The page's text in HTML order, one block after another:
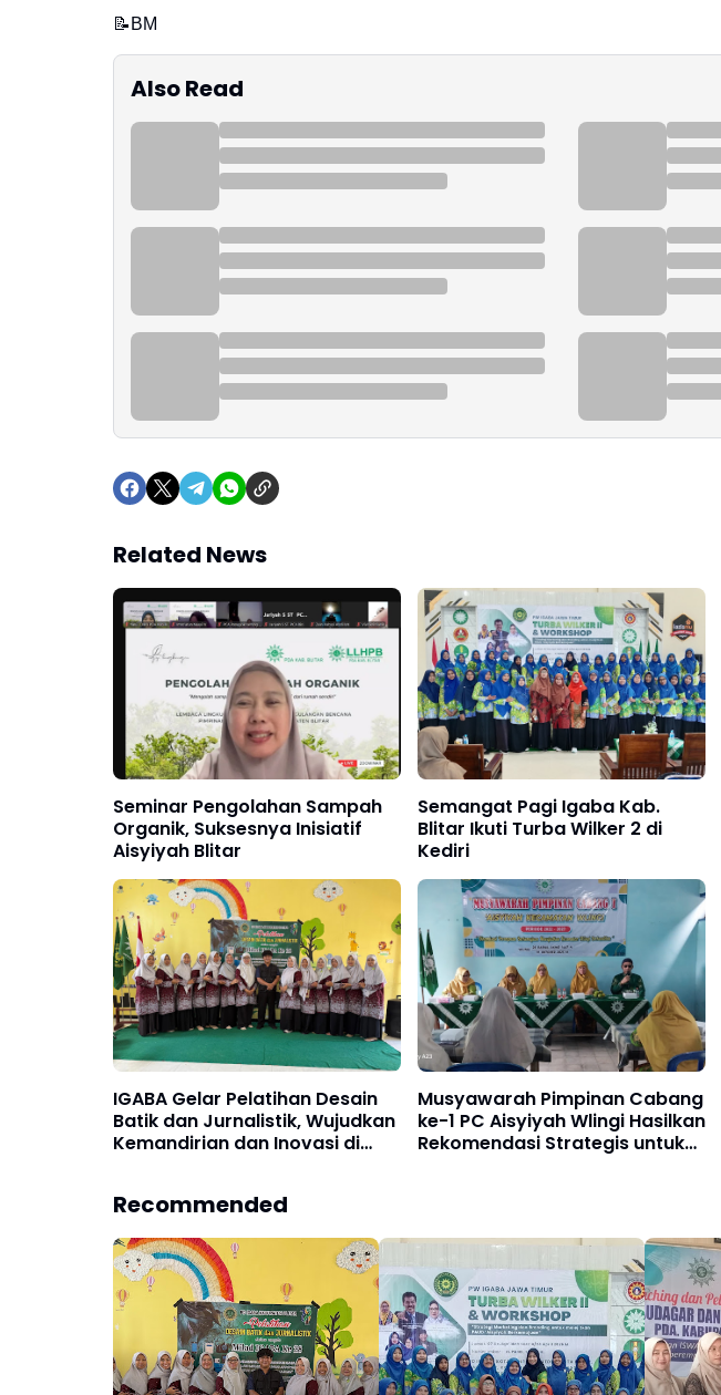
📝BM
Also Read
Related News
Seminar Pengolahan Sampah
Organik, Suksesnya Inisiatif
Aisyiyah Blitar
Semangat Pagi Igaba Kab.
Blitar Ikuti Turba Wilker 2 di
Kediri
IGABA Gelar Pelatihan Desain
Batik dan Jurnalistik, Wujudkan
Kemandirian dan Inovasi di
Musyawarah Pimpinan Cabang
ke-1 PC Aisyiyah Wlingi Hasilkan
Rekomendasi Strategis untuk
Recommended